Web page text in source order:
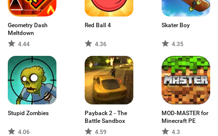
Geometry Dash
Meltdown
4.44
Red Ball 4
4.36
Skater Boy
4.35
Stupid Zombies
4.06
Payback 2 - The
Battle Sandbox
4.59
MOD-MASTER for
Minecraft PE
4.3